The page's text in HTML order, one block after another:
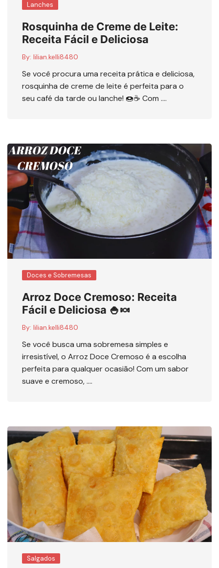
Lanches
Rosquinha de Creme de Leite:
Receita Fácil e Deliciosa
By: lilian.kelli8480
Se você procura uma receita prática e deliciosa,
rosquinha de creme de leite é perfeita para o
seu café da tarde ou lanche! 🍩☕ Com ….
Doces e Sobremesas
Arroz Doce Cremoso: Receita
Fácil e Deliciosa 🍚🍬
By: lilian.kelli8480
Se você busca uma sobremesa simples e
irresistível, o Arroz Doce Cremoso é a escolha
perfeita para qualquer ocasião! Com um sabor
suave e cremoso, ….
Salgados